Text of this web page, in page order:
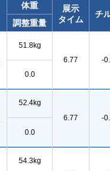
体重
展示
タイム
チ
調整重量
51.8kg
6.77
-
0.0
52.4kg
6.77
-
0.0
54.3kg